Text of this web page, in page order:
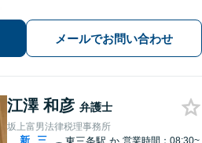
応。まずはご相談ください【柏崎駅4分
｜近隣駐車場あり｜弁護士歴10年以
メールでお問い合わせ
江澤 和彦 弁護士
坂上富男法律税理事務所
新
三
営業時間：08:30~